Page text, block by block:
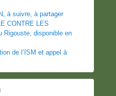
à suivre, à partager
CONTRE LES
Rigouste, disponible en
de l’ISM et appel à